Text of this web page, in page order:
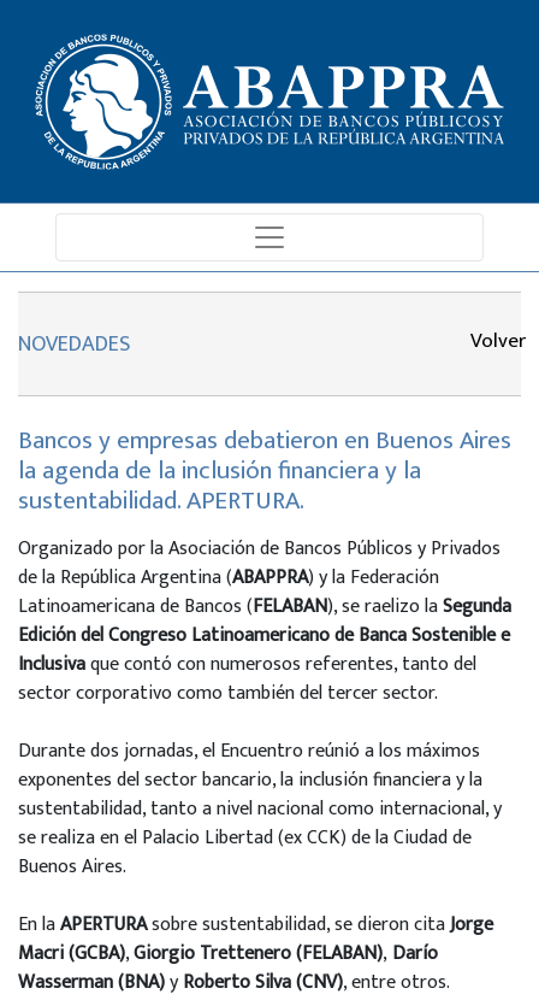
NOVEDADES Volver
Bancos y empresas debatieron en Buenos Aires
la agenda de la inclusión financiera y la
sustentabilidad. APERTURA.
Organizado por la Asociación de Bancos Públicos y Privados
de la República Argentina (ABAPPRA) y la Federación
Latinoamericana de Bancos (FELABAN), se raelizo laSegunda
Edición del Congreso Latinoamericano de Banca Sostenible e
Inclusivaque contó con numerosos referentes, tanto del
sector corporativo como también del tercer sector.
Durante dos jornadas, el Encuentro reúnió a los máximos
exponentes del sector bancario, la inclusión financiera y la
sustentabilidad, tanto a nivel nacional como internacional, y
se realiza en el Palacio Libertad (ex CCK) de la Ciudad de
Buenos Aires.
En laAPERTURAsobre sustentabilidad, se dieron citaJorge
Macri (GCBA),Giorgio Trettenero (FELABAN),Darío
Wasserman (BNA)yRoberto Silva (CNV), entre otros.